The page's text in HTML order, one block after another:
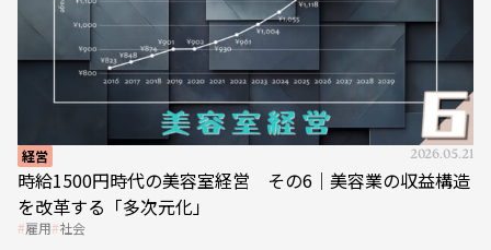
経営 2026.05.21
時給1500円時代の美容室経営 その6｜美容業の収益構造
を改革する「多次元化」
雇用 社会